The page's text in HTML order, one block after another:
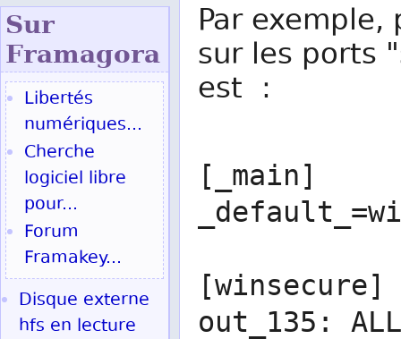
Par
sur les ports
est :
[_main]
[winsecure]
out_135:
Sur
Framagora
Libertés
numériques...
Cherche
logiciel libre
pour...
Forum
Framakey...
Disque externe
hfs en lecture